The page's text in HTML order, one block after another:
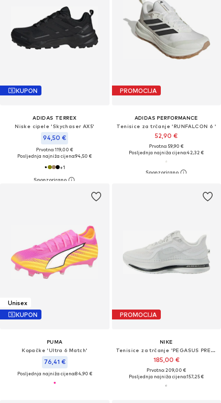
KUPON
ADIDAS TERREX
Niske cipele 'Skychaser AX5'
94,50 €
Prvotno: 119,00 €
Posljednja najniža cijena:94,50 €
+1
PROMOCIJA
ADIDAS PERFORMANCE
Tenisice za trčanje 'RUNFALCON 6 '
52,90 €
Prvotno: 59,90 €
Posljednja najniža cijena:42,32 €
Unisex
KUPON
PUMA
Kopačke 'Ultra 6 Match'
76,41 €
Posljednja najniža cijena:84,90 €
PROMOCIJA
NIKE
Tenisice za trčanje 'PEGASUS PREMIUM'
185,00 €
Prvotno: 209,00 €
Posljednja najniža cijena:157,25 €